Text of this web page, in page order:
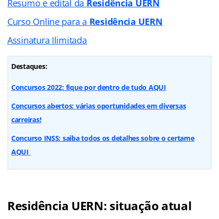
Resumo e edital da Residência UERN
Curso Online para a Residência UERN
Assinatura Ilimitada
Destaques:
Concursos 2022: fique por dentro de tudo AQUI
Concursos abertos: várias oportunidades em diversas
carreiras!
Concurso INSS: saiba todos os detalhes sobre o certame
AQUI
Residência UERN: situação atual